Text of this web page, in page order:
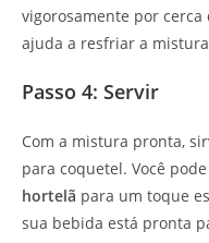
vigorosamente por
ajuda a resfriar a
Passo 4: Servir
Com a mistura pronta,
para coquetel. Você
hortelã para um toque
sua bebida está pronta